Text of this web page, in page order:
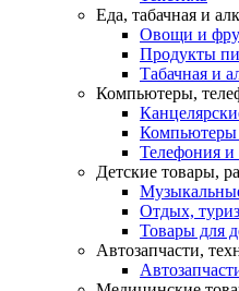
Еда, табачная и
Овощи и
Продукты
Табачная и
Компьютеры,
Компьютеры
Телефония и
Детские товары,
Отдых,
Товары для
Автозапчасти,